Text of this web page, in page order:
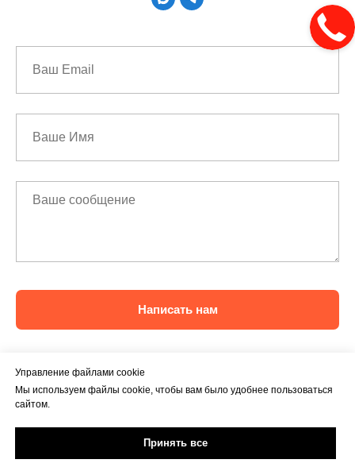
Написать нам
Управление файлами cookie
Мы используем файлы cookie, чтобы вам было удобнее пользоваться
сайтом.
Принять все